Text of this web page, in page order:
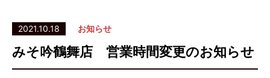
2021.10.18 お知らせ
みそ吟鶴舞店 営業時間変更のお知らせ